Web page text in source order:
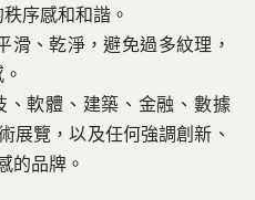
序感和和諧。
滑、乾淨，避免過多紋理，
、軟體、建築、金融、數據
展覽，以及任何強調創新、
的品牌。